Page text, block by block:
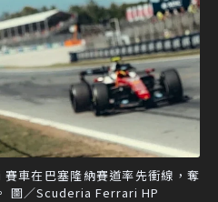
車在巴塞隆納賽道率先衝線，奪
圖／Scuderia Ferrari HP